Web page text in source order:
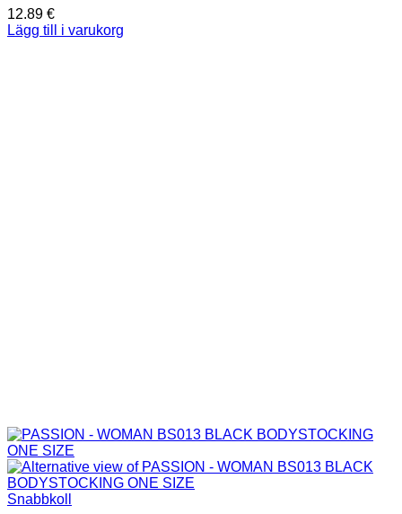
12.89 €
Lägg till i varukorg
Snabbkoll